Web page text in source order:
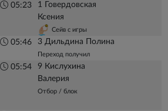
05:23
1 Говердовская
Ксения
Сейв с игры
05:46 3 Дильдина Полина
Переход получил
05:54
9 Кислухина
Валерия
Отбор / блок